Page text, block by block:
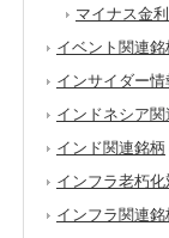
マイナス金
イベント関連銘
インサイダー情
インドネシア関
インド関連銘柄
インフラ老朽
インフラ関連銘